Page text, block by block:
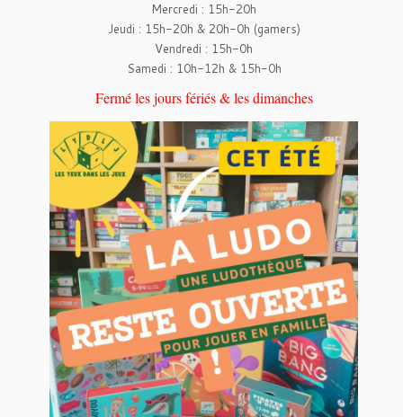
Mercredi : 15h-20h
Jeudi : 15h-20h & 20h-0h (gamers)
Vendredi : 15h-0h
Samedi : 10h-12h & 15h-0h
Fermé les jours fériés & les dimanches